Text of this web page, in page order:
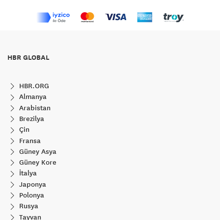
HBR GLOBAL
HBR.ORG
Almanya
Arabistan
Brezilya
Çin
Fransa
Güney Asya
Güney Kore
İtalya
Japonya
Polonya
Rusya
Tayvan